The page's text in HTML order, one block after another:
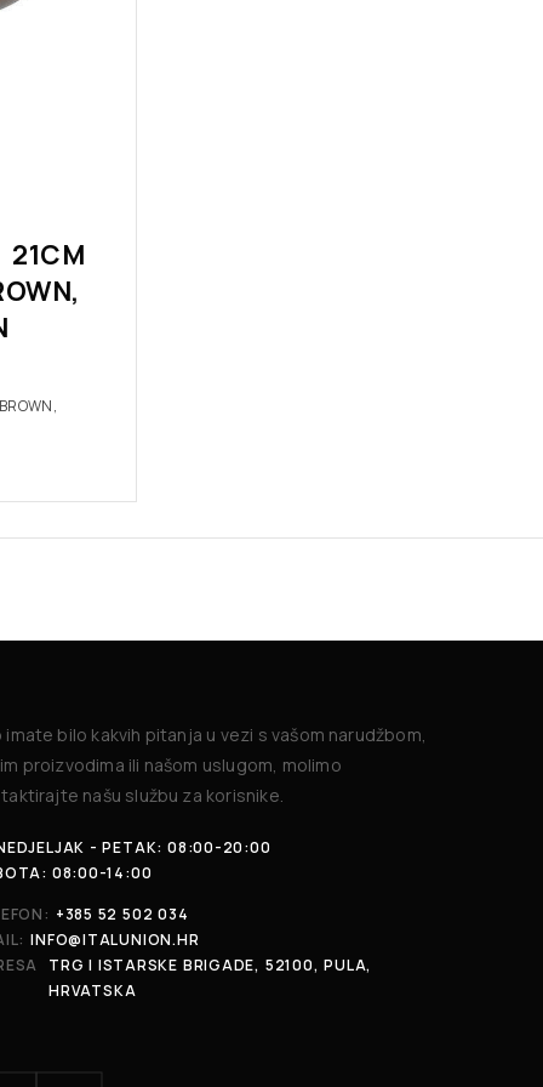
21CM
imate bilo kakvih pitanja u vezi s vašom narudžbom,
proizvodima ili našom uslugom, molimo
našu službu za korisnike.
- PETAK: 08:00-20:00
08:00-14:00
+385 52 502 034
INFO@ITALUNION.HR
TRG I ISTARSKE BRIGADE, 52100, PULA,
HRVATSKA